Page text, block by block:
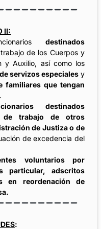
II:
destinados
de los Cuerpos y
y Auxilio, así como los
servizos especiales y
familiares que tengan
.
destinados
de trabajo de otros
de Justiza o de
de excedencia del
voluntarios por
particular, adscritos
en reordenación de
: